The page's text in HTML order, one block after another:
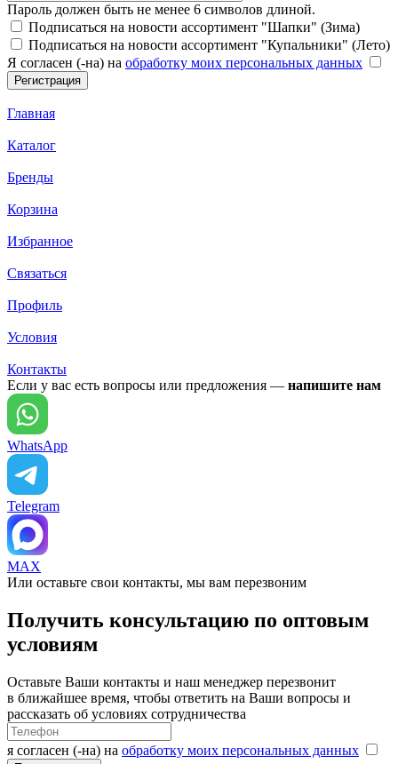
Пароль должен быть не менее 6 символов длиной.
Подписаться на новости ассортимент "Шапки" (Зима)
Подписаться на новости ассортимент "Купальники" (Лето)
Я согласен (-на) на обработку моих персональных данных
Главная
Каталог
Бренды
Корзина
Избранное
Связаться
Профиль
Условия
Контакты
Если у вас есть вопросы или предложения — напишите нам
WhatsApp
Telegram
MAX
Или оставьте свои контакты, мы вам перезвоним
Получить консультацию по оптовым
условиям
Оставьте Ваши контакты и наш менеджер перезвонит
в ближайшее время, чтобы ответить на Ваши вопросы и
рассказать об условиях сотрудничества
я согласен (-на) на обработку моих персональных данных